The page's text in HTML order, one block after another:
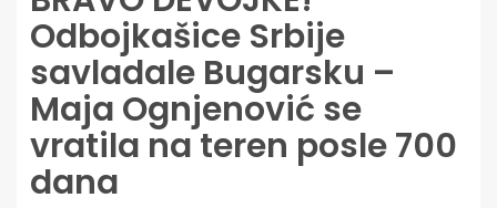
Odbojkašice Srbije
savladale Bugarsku –
Maja Ognjenović se
vratila na teren posle 700
dana